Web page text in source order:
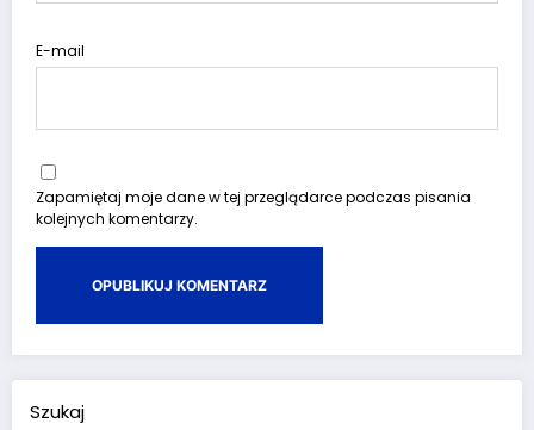
E-mail
Zapamiętaj moje dane w tej przeglądarce podczas pisania
kolejnych komentarzy.
Szukaj